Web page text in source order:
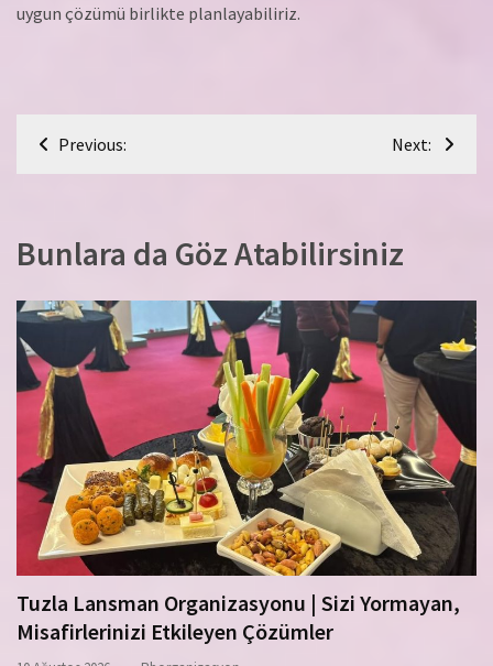
uygun çözümü birlikte planlayabiliriz.
Yazı
gezinmesi
Previous: Next:
Bunlara da Göz Atabilirsiniz
Tuzla Lansman Organizasyonu | Sizi Yormayan,
Misafirlerinizi Etkileyen Çözümler